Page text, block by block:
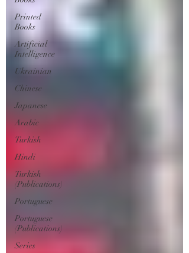
Printed
Books
Artificial
Intelligence
Ukrainian
Chinese
Japanese
Arabic
Turkish
Hindi
Turkish
(Publications)
Portuguese
Portuguese
(Publications)
Series